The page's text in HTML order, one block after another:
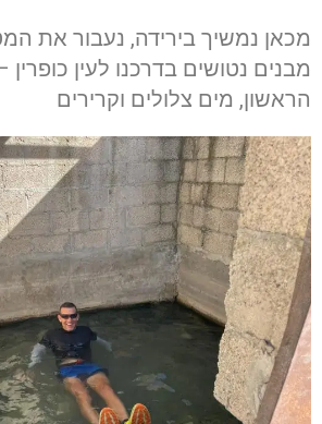
מכאן נמשיך בירידה, נעבור את
מבנים נטושים בדרכנו לעין
הראשון, מים צלולים וקרירים